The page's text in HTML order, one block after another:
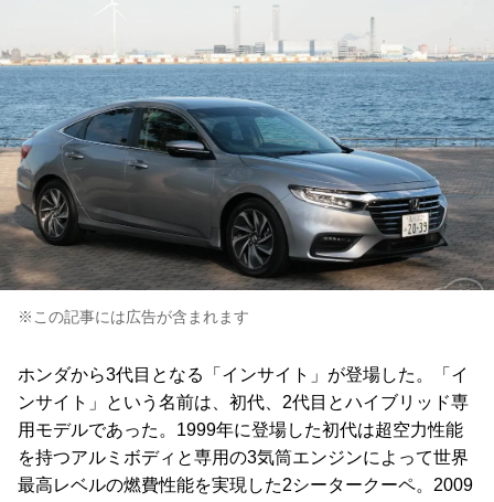
※この記事には広告が含まれます
ホンダから3代目となる「インサイト」が登場した。「イ
ンサイト」という名前は、初代、2代目とハイブリッド専
用モデルであった。1999年に登場した初代は超空力性能
を持つアルミボディと専用の3気筒エンジンによって世界
最高レベルの燃費性能を実現した2シータークーペ。2009